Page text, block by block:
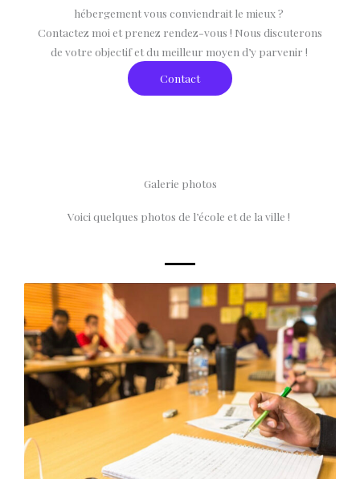
hébergement vous conviendrait le mieux ?
Contactez moi et prenez rendez-vous ! Nous discuterons
de votre objectif et du meilleur moyen d’y parvenir !
Contact
Galerie photos
Voici quelques photos de l’école et de la ville !